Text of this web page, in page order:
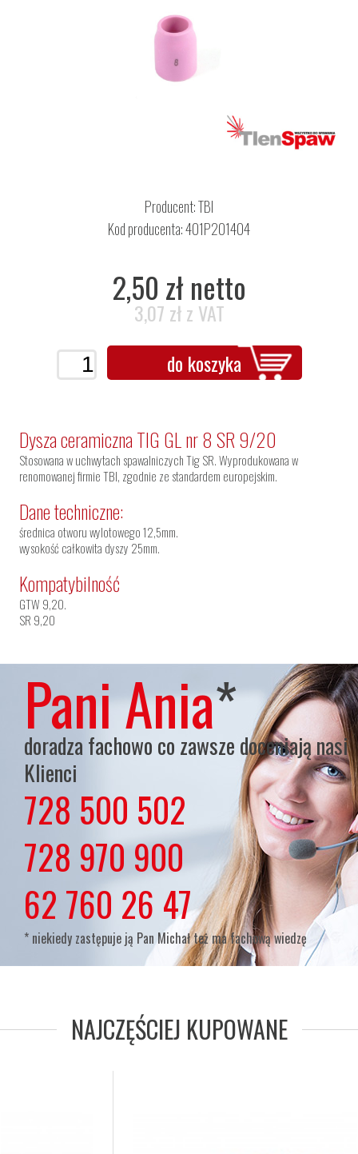
Producent:TBI
Kod producenta: 401P201404
2,50 zł netto
3,07 zł z VAT
do koszyka
Dysza ceramiczna TIG GL nr 8 SR 9/20
Stosowana w uchwytach spawalniczych Tig SR. Wyprodukowana w
renomowanej firmie TBI, zgodnie ze standardem europejskim.
Dane techniczne:
średnica otworu wylotowego 12,5mm.
wysokość całkowita dyszy 25mm.
Kompatybilność
GTW 9,20.
SR 9,20
Pani Ania*
doradza fachowo co zawsze doceniają nasi
Klienci
728 500 502
lub
728 970 900
lub
62 760 26 47
* niekiedy zastępuje ją Pan Michał też ma fachową wiedzę
NAJCZĘŚCIEJ KUPOWANE